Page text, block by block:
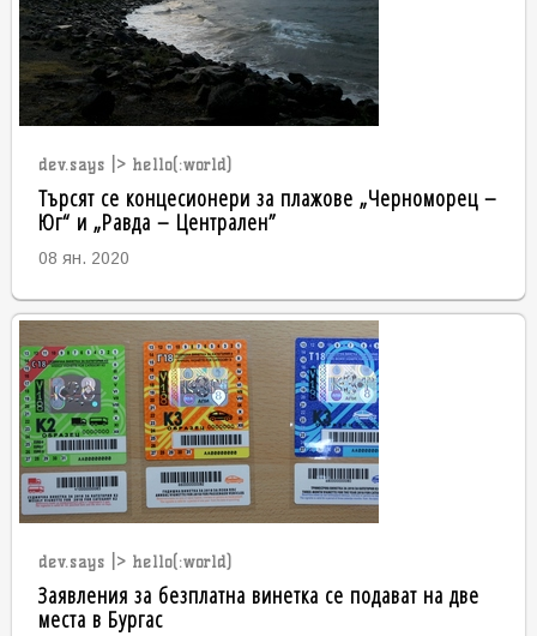
dev.says |> hello(:world)
Търсят се концесионери за плажове „Черноморец –
Юг“ и „Равда – Централен”
08 ян. 2020
dev.says |> hello(:world)
Заявления за безплатна винетка се подават на две
места в Бургас